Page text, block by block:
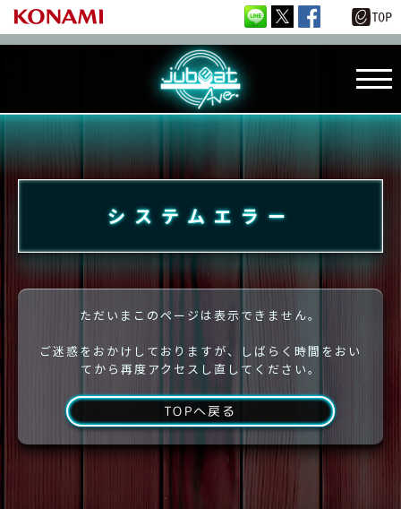
システムエラー
ただいまこのページは表示できません。
ご迷惑をおかけしておりますが、しばらく時間をおい
てから再度アクセスし直してください。
TOPへ戻る